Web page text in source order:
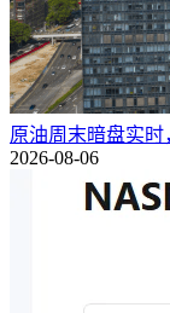
原油周末暗盘实时
2026-08-06